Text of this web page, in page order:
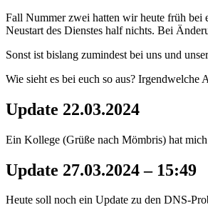
Fall Nummer zwei hatten wir heute früh bei
Neustart des Dienstes half nichts. Bei
Sonst ist bislang zumindest bei uns und
Wie sieht es bei euch so aus?
Update 22.03.2024
Ein Kollege (Grüße nach Mömbris) hat
Update 27.03.2024 – 15:49
Heute soll noch ein Update zu den DNS-